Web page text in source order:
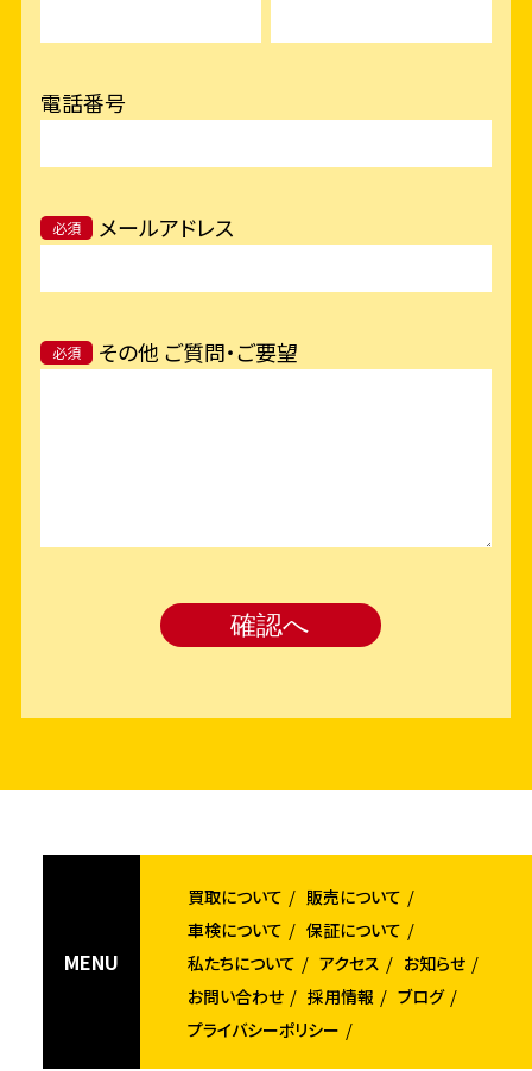
電話番号
必須 メールアドレス
必須 その他 ご質問・ご要望
MENU
買取について
販売について
車検について
保証について
私たちについて
アクセス
お知らせ
お問い合わせ
採用情報
ブログ
プライバシーポリシー